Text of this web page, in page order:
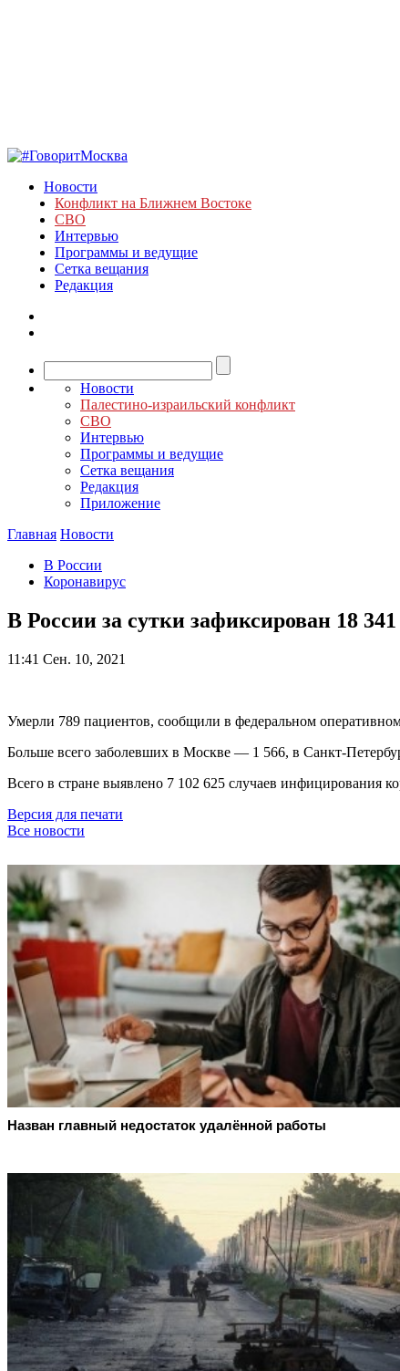
Новости
Конфликт на Ближнем Востоке
СВО
Интервью
Программы и ведущие
Сетка вещания
Редакция
Новости
Палестино-израильский конфликт
СВО
Интервью
Программы и ведущие
Сетка вещания
Редакция
Приложение
Главная Новости
В России
Коронавирус
В России за сутки зафиксирован 18
11:41 Сен. 10, 2021
Умерли 789 пациентов, сообщили в федеральном
Больше всего заболевших в Москве — 1 566, в Санкт-
Всего в стране выявлено 7 102 625 случаев инфицирования
Версия для печати
Все новости
Назван главный недостаток удалённой работы